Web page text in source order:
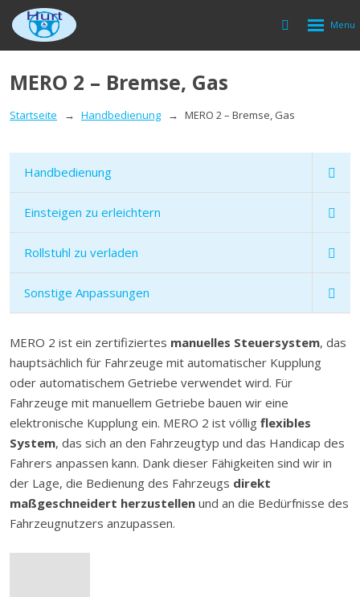
Vyhledávání
Rozbalení
MERO 2 – Bremse, Gas
Startseite Handbedienung MERO 2 – Bremse, Gas
Handbedienung
Einsteigen zu erleichtern
Rollstuhl zu verladen
Sonstige Anpassungen
MERO 2 ist ein zertifiziertes manuelles Steuersystem, das
hauptsächlich für Fahrzeuge mit automatischer Kupplung
oder automatischem Getriebe verwendet wird. Für
Fahrzeuge mit manuellem Getriebe bauen wir eine
elektronische Kupplung ein. MERO 2 ist völlig flexibles
System, das sich an den Fahrzeugtyp und das Handicap des
Fahrers anpassen kann. Dank dieser Fähigkeiten sind wir in
der Lage, die Bedienung des Fahrzeugs direkt
maßgeschneidert herzustellen und an die Bedürfnisse des
Fahrzeugnutzers anzupassen.